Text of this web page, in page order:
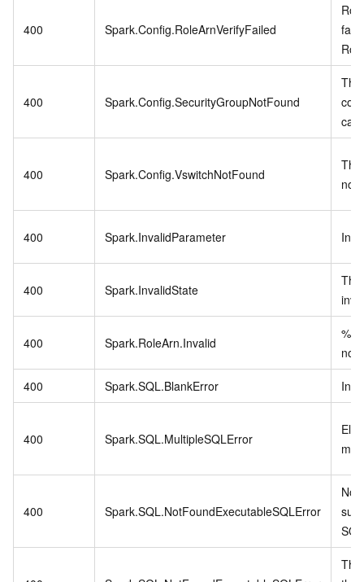
400 Spark.Config.RoleArnVerifyFailed
400 Spark.Config.SecurityGroupNotFound
400 Spark.Config.VswitchNotFound
not
400 Spark.InvalidParameter
400 Spark.InvalidState
400 Spark.RoleArn.Invalid
%s
not
400 Spark.SQL.BlankError
400 Spark.SQL.MultipleSQLError
400 Spark.SQL.NotFoundExecutableSQLError
No